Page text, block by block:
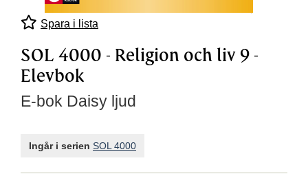
Spara i lista
SOL 4000 - Religion och liv 9 -
Elevbok
E-bok Daisy ljud
Ingår i serien SOL 4000